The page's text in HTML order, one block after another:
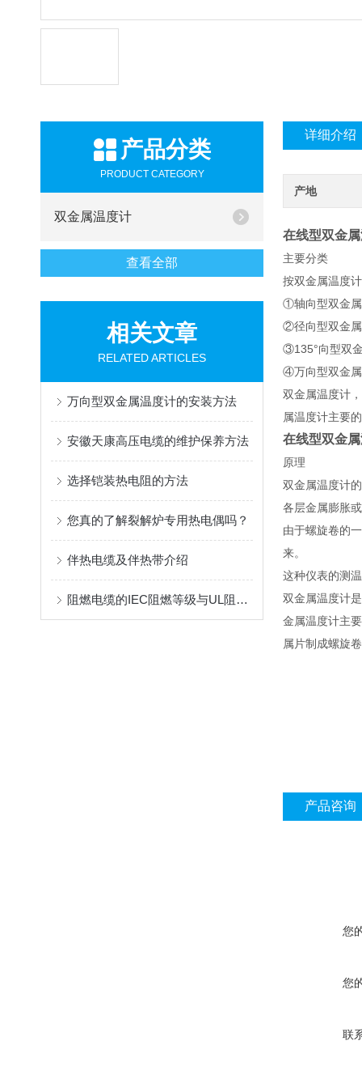
产品分类
PRODUCT CATEGORY
双金属温度计
查看全部
相关文章
RELATED ARTICLES
万向型双金属温度计的安装方法
安徽天康高压电缆的维护保养方法
选择铠装热电阻的方法
您真的了解裂解炉专用热电偶吗？
伴热电缆及伴热带介绍
阻燃电缆的IEC阻燃等级与UL阻燃标准
详细介绍
产地
在线型双金
主要分类
按双金属温度
①轴向型双金
②径向型双金
③135°向型双
④万向型双金属
双金属温度计
属温度计主要
在线型双金
原理
双金属温度计
各层金属膨胀
由于螺旋卷的
来。
这种仪表的测
双金属温度计
金属温度计主
属片制成螺旋
产品咨询
您
您
联